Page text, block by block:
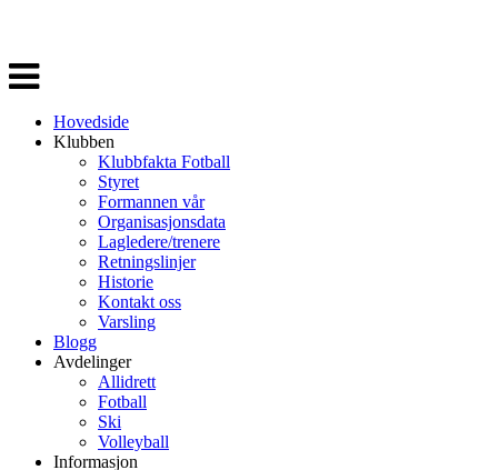
Veksle
navigasjon
Hovedside
Klubben
Klubbfakta Fotball
Styret
Formannen vår
Organisasjonsdata
Lagledere/trenere
Retningslinjer
Historie
Kontakt oss
Varsling
Blogg
Avdelinger
Allidrett
Fotball
Ski
Volleyball
Informasjon